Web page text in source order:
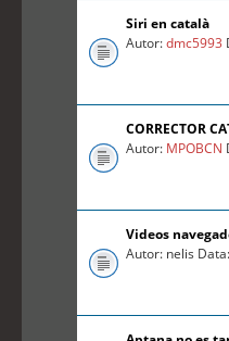
Siri en català
Autor:dmc5993
CORRECTOR
Autor: MPOBCN
Videos
Autor: nelis